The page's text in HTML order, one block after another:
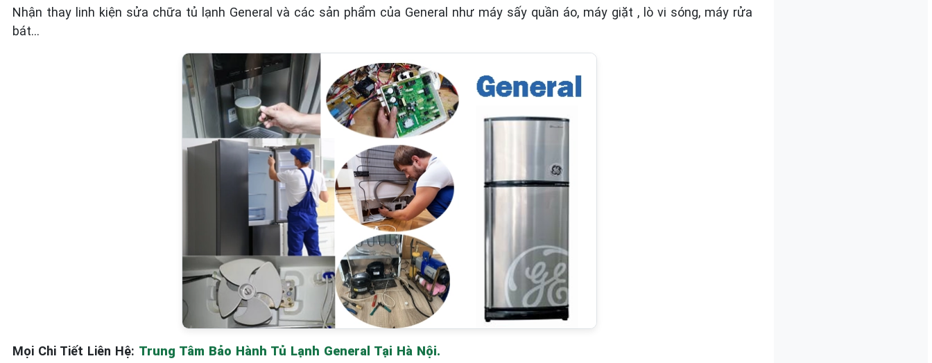
Nhận thay linh kiện sửa chữa tủ lạnh General và các sản phẩm của General như máy sấy quần áo, máy giặt , lò vi sóng, máy rửa
bát…
Mọi Chi Tiết Liên Hệ: Trung Tâm Bảo Hành Tủ Lạnh General Tại Hà Nội.